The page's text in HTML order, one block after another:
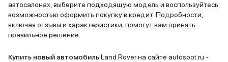
автосалонах, выберите подходящую модель и воспользуйтесь
возможностью оформить покупку в кредит. Подробности,
включая отзывы и характеристики, помогут вам принять
правильное решение.
Купить новый автомобильLand Rover на сайте autospot.ru -